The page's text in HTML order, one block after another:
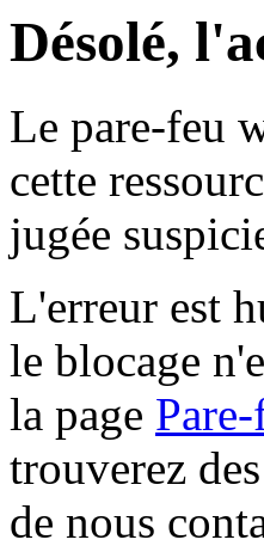
Désolé,
Le pare-feu
cette
jugée
L'erreur est
le blocage
la page
trouverez
de nous